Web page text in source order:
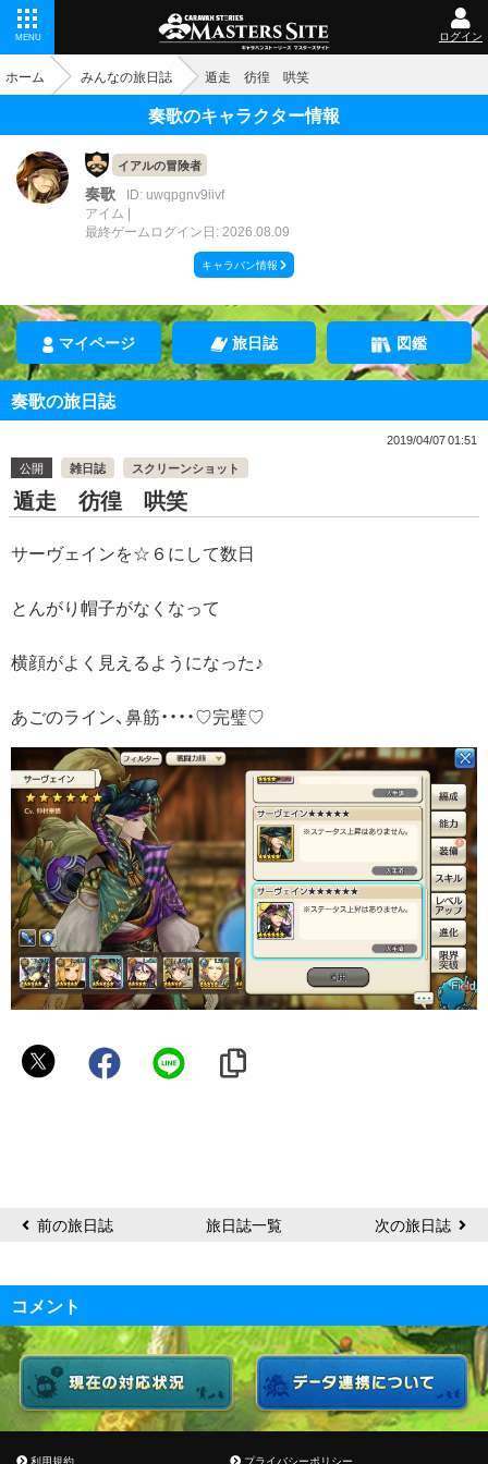
MENU ログイン
ホーム みんなの旅日誌 遁走 彷徨 哄笑
奏歌のキャラクター情報
イアルの冒険者
奏歌
ID: uwqpgnv9iivf
アイム
最終ゲームログイン日: 2026.08.09
キャラバン情報
マイページ 旅日誌 図鑑
奏歌の旅日誌
2019/04/07 01:51
公開
雑日誌 スクリーンショット
遁走 彷徨 哄笑
サーヴェインを☆６にして数日
とんがり帽子がなくなって
横顔がよく見えるようになった♪
あごのライン、鼻筋・・・・♡完璧♡
奏
前の旅日誌 旅日誌一覧 次の旅日誌
コメント
利用規約 プライバシーポリシー